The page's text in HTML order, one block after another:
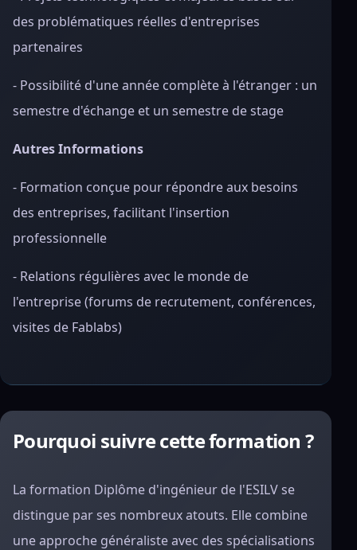
des problématiques réelles d'entreprises
partenaires
- Possibilité d'une année complète à l'étranger : un
semestre d'échange et un semestre de stage
Autres Informations
- Formation conçue pour répondre aux besoins
des entreprises, facilitant l'insertion
professionnelle
- Relations régulières avec le monde de
l'entreprise (forums de recrutement, conférences,
visites de Fablabs)
Pourquoi suivre cette formation ?
La formation Diplôme d'ingénieur de l'ESILV se
distingue par ses nombreux atouts. Elle combine
une approche généraliste avec des spécialisations